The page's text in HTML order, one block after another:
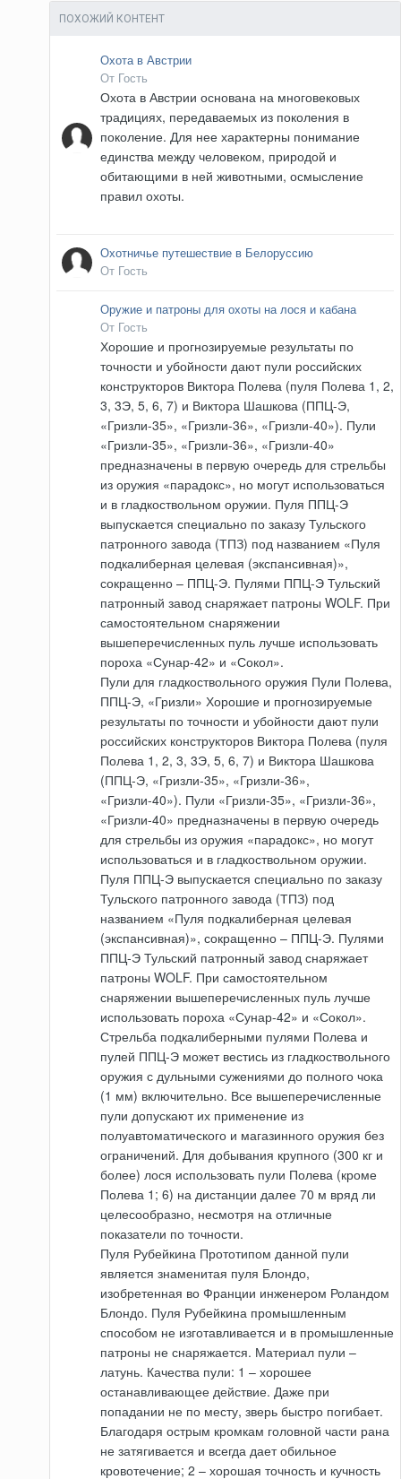
ПОХОЖИЙ КОНТЕНТ
Охота в Австрии
От Гость
Охота в Австрии основана на многовековых
традициях, передаваемых из поколения в
поколение. Для нее характерны понимание
единства между человеком, природой и
обитающими в ней животными, осмысление
правил охоты.
Охотничье путешествие в Белоруссию
От Гость
Оружие и патроны для охоты на лося и кабана
От Гость
Хорошие и прогнозируемые результаты по
точности и убойности дают пули российских
конструкторов Виктора Полева (пуля Полева 1, 2,
3, 3Э, 5, 6, 7) и Виктора Шашкова (ППЦ-Э,
«Гризли-35», «Гризли-36», «Гризли-40»). Пули
«Гризли-35», «Гризли-36», «Гризли-40»
предназначены в первую очередь для стрельбы
из оружия «парадокс», но могут использоваться
и в гладкоствольном оружии. Пуля ППЦ-Э
выпускается специально по заказу Тульского
патронного завода (ТПЗ) под названием «Пуля
подкалиберная целевая (экспансивная)»,
сокращенно – ППЦ-Э. Пулями ППЦ-Э Тульский
патронный завод снаряжает патроны WOLF. При
самостоятельном снаряжении
вышеперечисленных пуль лучше использовать
пороха «Сунар-42» и «Сокол».
Пули для гладкоствольного оружия Пули Полева,
ППЦ-Э, «Гризли» Хорошие и прогнозируемые
результаты по точности и убойности дают пули
российских конструкторов Виктора Полева (пуля
Полева 1, 2, 3, 3Э, 5, 6, 7) и Виктора Шашкова
(ППЦ-Э, «Гризли-35», «Гризли-36»,
«Гризли-40»). Пули «Гризли-35», «Гризли-36»,
«Гризли-40» предназначены в первую очередь
для стрельбы из оружия «парадокс», но могут
использоваться и в гладкоствольном оружии.
Пуля ППЦ-Э выпускается специально по заказу
Тульского патронного завода (ТПЗ) под
названием «Пуля подкалиберная целевая
(экспансивная)», сокращенно – ППЦ-Э. Пулями
ППЦ-Э Тульский патронный завод снаряжает
патроны WOLF. При самостоятельном
снаряжении вышеперечисленных пуль лучше
использовать пороха «Сунар-42» и «Сокол».
Стрельба подкалиберными пулями Полева и
пулей ППЦ-Э может вестись из гладкоствольного
оружия с дульными сужениями до полного чока
(1 мм) включительно. Все вышеперечисленные
пули допускают их применение из
полуавтоматического и магазинного оружия без
ограничений. Для добывания крупного (300 кг и
более) лося использовать пули Полева (кроме
Полева 1; 6) на дистанции далее 70 м вряд ли
целесообразно, несмотря на отличные
показатели по точности.
Пуля Рубейкина Прототипом данной пули
является знаменитая пуля Блондо,
изобретенная во Франции инженером Роландом
Блондо. Пуля Рубейкина промышленным
способом не изготавливается и в промышленные
патроны не снаряжается. Материал пули –
латунь. Качества пули: 1 – хорошее
останавливающее действие. Даже при
попадании не по месту, зверь быстро погибает.
Благодаря острым кромкам головной части рана
не затягивается и всегда дает обильное
кровотечение; 2 – хорошая точность и кучность